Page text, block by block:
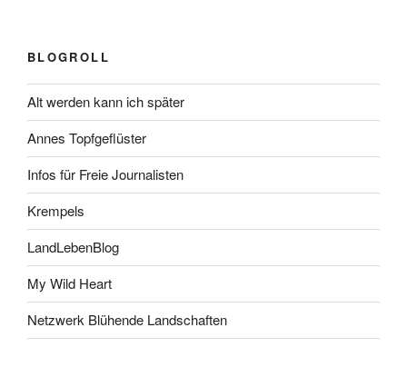
BLOGROLL
Alt werden kann ich später
Annes Topfgeflüster
Infos für Freie Journalisten
Krempels
LandLebenBlog
My Wild Heart
Netzwerk Blühende Landschaften